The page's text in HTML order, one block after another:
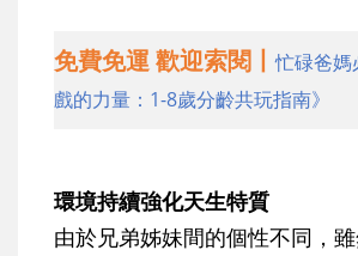
免費免運 歡迎索閱丨忙碌爸媽
戲的力量：1-8歲分齡共玩指南》
環境持續強化天生特質
由於兄弟姊妹間的個性不同，